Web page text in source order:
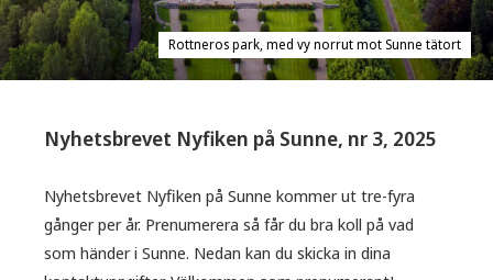
Rottneros park, med vy norrut mot Sunne tätort
Nyhetsbrevet Nyfiken på Sunne, nr 3, 2025
Nyhetsbrevet Nyfiken på Sunne kommer ut tre-fyra
gånger per år. Prenumerera så får du bra koll på vad
som händer i Sunne. Nedan kan du skicka in dina